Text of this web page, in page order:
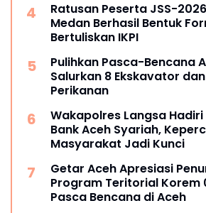
Ratusan Peserta JSS-
Medan Berhasil Bentuk
Bertuliskan IKPI
Pulihkan Pasca-Bencana
Salurkan 8 Ekskavator
Perikanan
Wakapolres Langsa Hadiri
Bank Aceh Syariah,
Masyarakat Jadi Kunci
Getar Aceh Apresiasi
Program Teritorial Korem
Pasca Bencana di Aceh